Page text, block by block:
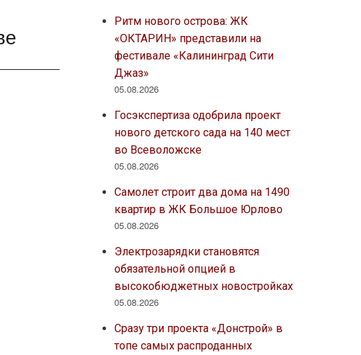
Ритм нового острова: ЖК
«ОКТАРИН» представили на
фестивале «Калининград Сити
Джаз»
05.08.2026
Госэкспертиза одобрила проект
нового детского сада на 140 мест
во Всеволожске
05.08.2026
Самолет строит два дома на 1490
квартир в ЖК Большое Юрлово
05.08.2026
Электрозарядки становятся
обязательной опцией в
высокобюджетных новостройках
05.08.2026
Сразу три проекта «Донстрой» в
топе самых распроданных